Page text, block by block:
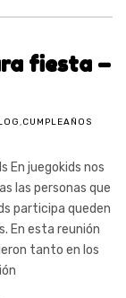
fiesta –
,CUMPLEAÑOS
En juegokids nos
las personas que
participa queden
En esta reunión
tanto en los